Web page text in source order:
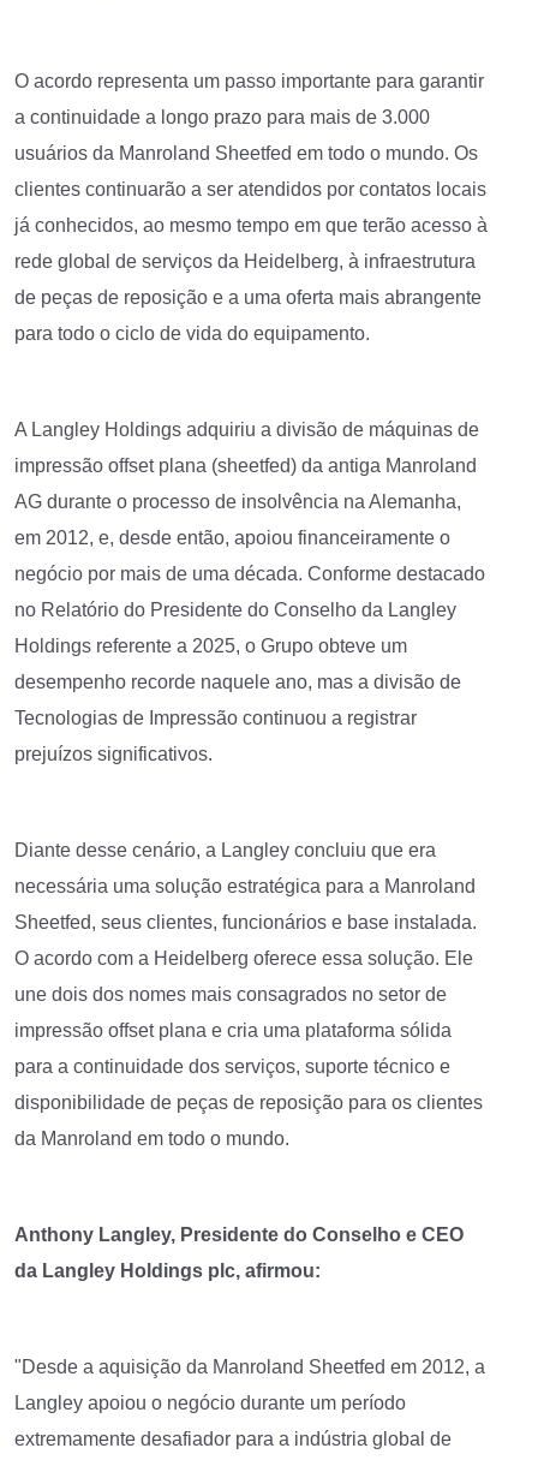
O acordo representa um passo importante para garantir
a continuidade a longo prazo para mais de 3.000
usuários da Manroland Sheetfed em todo o mundo. Os
clientes continuarão a ser atendidos por contatos locais
já conhecidos, ao mesmo tempo em que terão acesso à
rede global de serviços da Heidelberg, à infraestrutura
de peças de reposição e a uma oferta mais abrangente
para todo o ciclo de vida do equipamento.
A Langley Holdings adquiriu a divisão de máquinas de
impressão offset plana (sheetfed) da antiga Manroland
AG durante o processo de insolvência na Alemanha,
em 2012, e, desde então, apoiou financeiramente o
negócio por mais de uma década. Conforme destacado
no Relatório do Presidente do Conselho da Langley
Holdings referente a 2025, o Grupo obteve um
desempenho recorde naquele ano, mas a divisão de
Tecnologias de Impressão continuou a registrar
prejuízos significativos.
Diante desse cenário, a Langley concluiu que era
necessária uma solução estratégica para a Manroland
Sheetfed, seus clientes, funcionários e base instalada.
O acordo com a Heidelberg oferece essa solução. Ele
une dois dos nomes mais consagrados no setor de
impressão offset plana e cria uma plataforma sólida
para a continuidade dos serviços, suporte técnico e
disponibilidade de peças de reposição para os clientes
da Manroland em todo o mundo.
Anthony Langley, Presidente do Conselho e CEO
da Langley Holdings plc, afirmou:
"Desde a aquisição da Manroland Sheetfed em 2012, a
Langley apoiou o negócio durante um período
extremamente desafiador para a indústria global de